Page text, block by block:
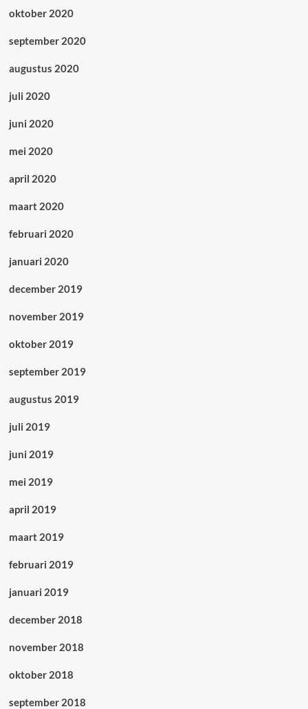
oktober 2020
september 2020
augustus 2020
juli 2020
juni 2020
mei 2020
april 2020
maart 2020
februari 2020
januari 2020
december 2019
november 2019
oktober 2019
september 2019
augustus 2019
juli 2019
juni 2019
mei 2019
april 2019
maart 2019
februari 2019
januari 2019
december 2018
november 2018
oktober 2018
september 2018